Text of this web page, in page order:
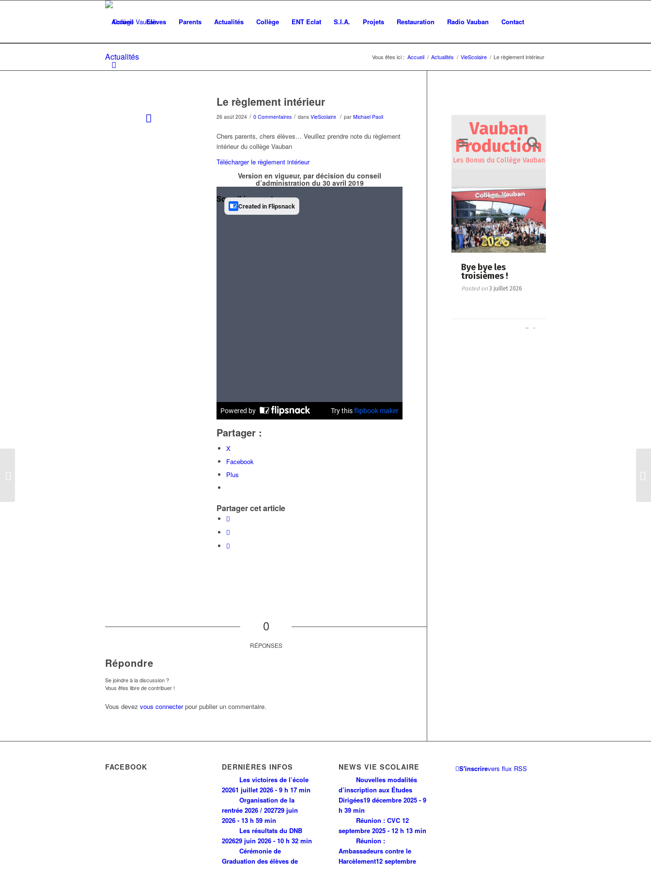
Accueil Elèves Parents Actualités Collège ENT Eclat S.I.A. Projets Restauration Radio Vauban Contact
Actualités Vous êtes ici : Accueil / Actualités / VieScolaire / Le règlement intérieur
Le règlement intérieur
26 août 2024 / 0 Commentaires / dans VieScolaire / par Michael Paoli
Chers parents, chers élèves… Veuillez prendre note du règlement
intérieur du collège Vauban
Télécharger le règlement intérieur
Version en vigueur, par décision du conseil
d’administration du 30 avril 2019
Partager :
X
Facebook
Plus
Partager cet article
0
RÉPONSES
Répondre
Se joindre à la discussion ?
Vous êtes libre de contribuer !
Vous devez vous connecterpour publier un commentaire.
FACEBOOK DERNIÈRES INFOS
Les victoires de l’école
20261 juillet 2026 - 9 h 17 min
Organisation de la
rentrée 2026 / 202729 juin
2026 - 13 h 59 min
Les résultats du DNB
202629 juin 2026 - 10 h 32 min
Cérémonie de
Graduation des élèves de
NEWS VIE SCOLAIRE
Nouvelles modalités
d’inscription aux Études
Dirigées19 décembre 2025 - 9
h 39 min
Réunion : CVC12
septembre 2025 - 12 h 13 min
Réunion :
Ambassadeurs contre le
Harcèlement12 septembre
S'inscrirevers flux RSS